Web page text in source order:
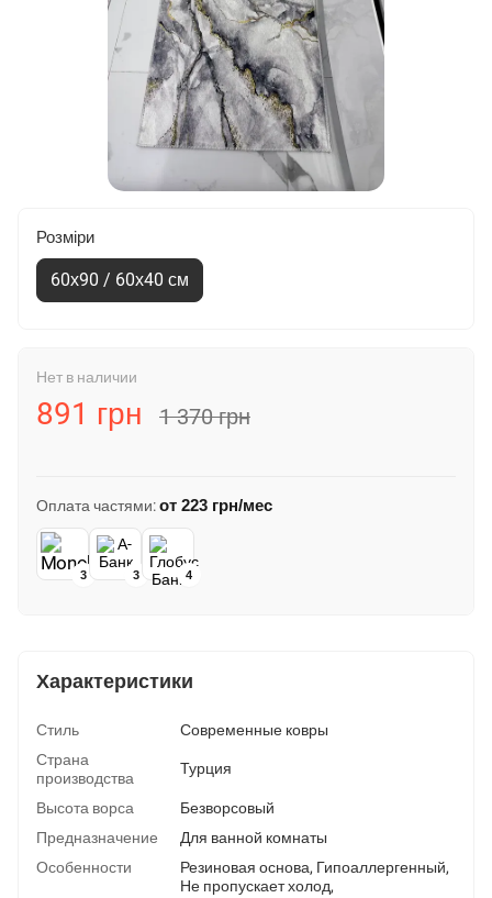
Розміри
60х90 / 60х40 см
Нет в наличии
891 грн 1 370 грн
Оплата частями:от 223 грн/мес
3 3 4
Характеристики
Стиль
Современные ковры
Страна
производства
Турция
Высота ворса
Безворсовый
Предназначение
Для ванной комнаты
Особенности
Резиновая основа, Гипоаллергенный,
Не пропускает холод,